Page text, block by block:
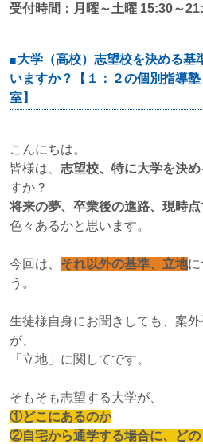
受付時間：月曜～土曜 15:30～
大学（高校）志望校を決める基
いますか？【１：２の個別指導
室】
こんにちは。
皆様は、 志望校、特に大学を決
すか？
将来の夢、卒業後の進路、現時
色々あるかと思います。
今回は、 それ以外の基準、立地に
う。
生徒様自身にお聞きしても、案
が、
「立地」に関してです。
そもそも志望する大学が、
①どこにあるのか
②自宅から通学する場合に、ど